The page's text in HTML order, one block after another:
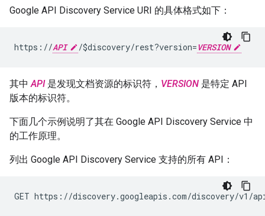
Google API Discovery Service URI 的具体格式如下：
https://API /$discovery/rest?version=VERSION
其中API是发现文档资源的标识符， VERSION 是特定 API
版本的标识符。
下面几个示例说明了其在 Google API Discovery Service 中
的工作原理。
列出 Google API Discovery Service 支持的所有 API：
GET https://discovery.googleapis.com/discovery/v1/